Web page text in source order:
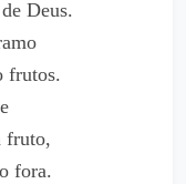
Deus.
frutos.
fruto,
fora.